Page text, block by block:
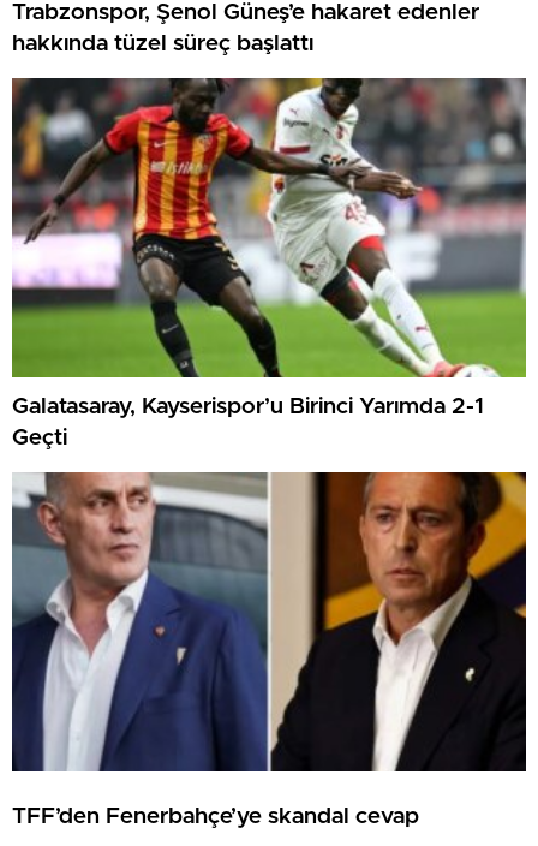
Trabzonspor, Şenol Güneş’e hakaret edenler
hakkında tüzel süreç başlattı
Galatasaray, Kayserispor’u Birinci Yarımda 2-1
Geçti
TFF’den Fenerbahçe’ye skandal cevap